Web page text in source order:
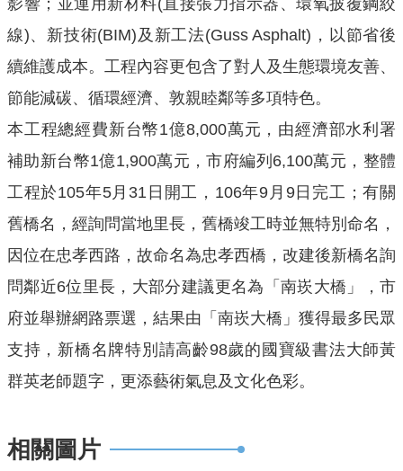
範
圍
申
請
案
件
污
水
水
道
回
首
頁
網
覽
影響；並運用新材料(直接張力指示器、環氧披覆鋼絞
線)、新技術(BIM)及新工法(Guss Asphalt)，以節省後
續維護成本。工程內容更包含了對人及生態環境友善、
節能減碳、循環經濟、敦親睦鄰等多項特色。
本工程總經費新台幣1億8,000萬元，由經濟部水利署
補助新台幣1億1,900萬元，市府編列6,100萬元，整體
工程於105年5月31日開工，106年9月9日完工；有關
舊橋名，經詢問當地里長，舊橋竣工時並無特別命名，
因位在忠孝西路，故命名為忠孝西橋，改建後新橋名詢
問鄰近6位里長，大部分建議更名為「南崁大橋」，市
府並舉辦網路票選，結果由「南崁大橋」獲得最多民眾
支持，新橋名牌特別請高齡98歲的國寶級書法大師黃
群英老師題字，更添藝術氣息及文化色彩。
相關圖片